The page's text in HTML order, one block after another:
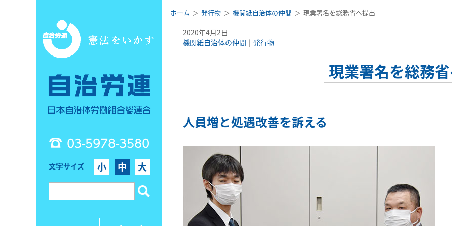
03-5978-3580
文字サイズ 小 中 大
ホーム 発行物 機関紙自治体の仲間 現業署名を総務省へ提出
2020年4月2日
機関紙自治体の仲間
発行物
現業署名を総務
人員増と処遇改善を訴える